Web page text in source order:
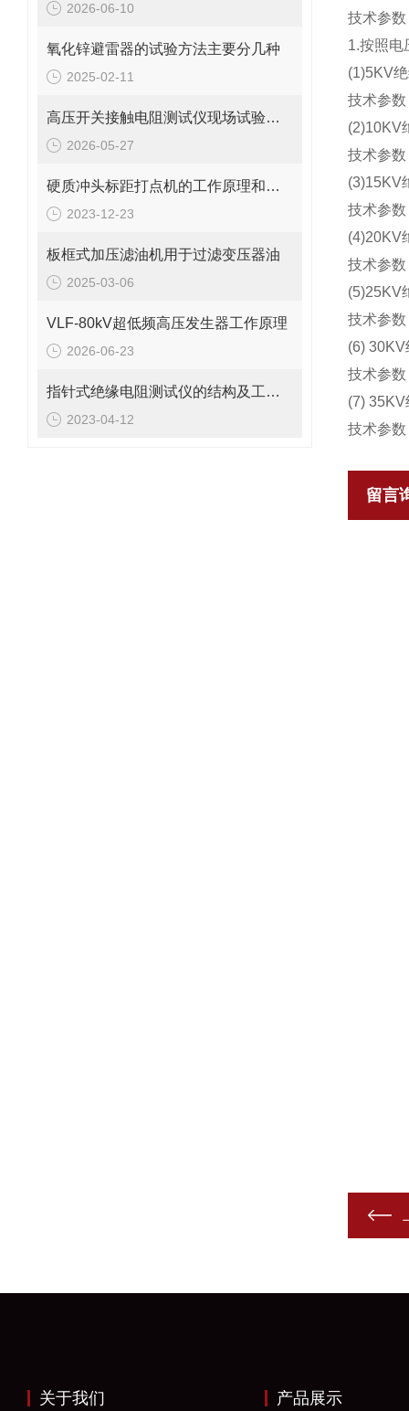
2026-06-10
氧化锌避雷器的试验方法主要分几种
2025-02-11
高压开关接触电阻测试仪现场试验方案
2026-05-27
硬质冲头标距打点机的工作原理和使用试验方法
2023-12-23
板框式加压滤油机用于过滤变压器油
2025-03-06
VLF-80kV超低频高压发生器工作原理
2026-06-23
指针式绝缘电阻测试仪的结构及工作原理
2023-04-12
技术参数
1.按照电
(1)5KV
技术参
(2)10KV
技术参
(3)15KV
技术参
(4)20KV
技术参
(5)25KV
技术参
(6)
技术参数
(7)
技术参
留言
关于我们 产品展示